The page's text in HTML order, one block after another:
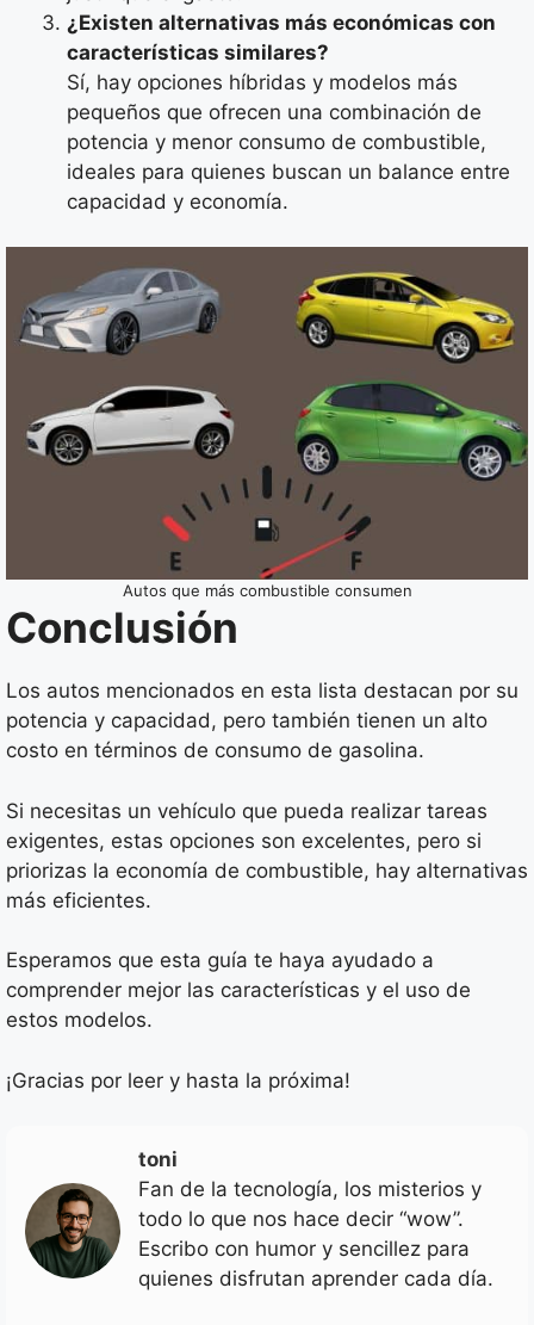
¿Existen alternativas más económicas con
características similares?
Sí, hay opciones híbridas y modelos más
pequeños que ofrecen una combinación de
potencia y menor consumo de combustible,
ideales para quienes buscan un balance entre
capacidad y economía.
Autos que más combustible consumen
Conclusión
Los autos mencionados en esta lista destacan por su
potencia y capacidad, pero también tienen un alto
costo en términos de consumo de gasolina.
Si necesitas un vehículo que pueda realizar tareas
exigentes, estas opciones son excelentes, pero si
priorizas la economía de combustible, hay alternativas
más eficientes.
Esperamos que esta guía te haya ayudado a
comprender mejor las características y el uso de
estos modelos.
¡Gracias por leer y hasta la próxima!
toni
Fan de la tecnología, los misterios y
todo lo que nos hace decir “wow”.
Escribo con humor y sencillez para
quienes disfrutan aprender cada día.